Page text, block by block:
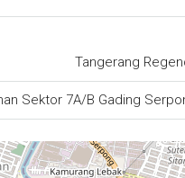
Tangerang
Sektor 7A/B Gading